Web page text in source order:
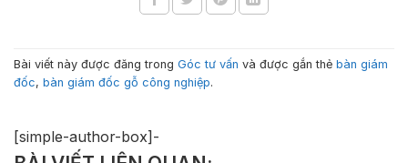
Bài viết này được đăng trong Góc tư vấn và được gắn thẻ bàn giám
đốc, bàn giám đốc gỗ công nghiệp.
[simple-author-box]-